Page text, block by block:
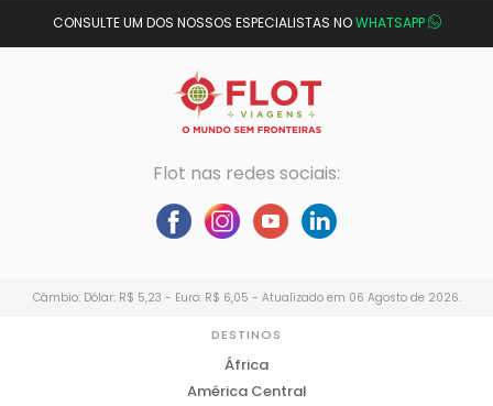
CONSULTE UM DOS NOSSOS ESPECIALISTAS NOWHATSAPP
Flot nas redes sociais:
Câmbio: Dólar: R$ 5,23 - Euro: R$ 6,05 - Atualizado em 06 Agosto de 2026.
DESTINOS
África
América Central